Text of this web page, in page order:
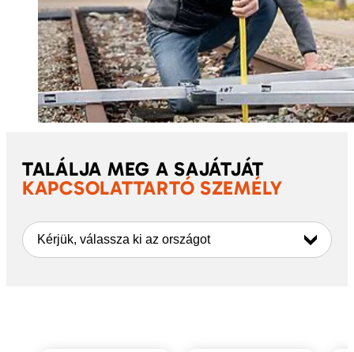
TALÁLJA MEG A SAJÁTJÁT
KAPCSOLATTARTÓ SZEMÉLY
Kérjük, válassza ki az országot